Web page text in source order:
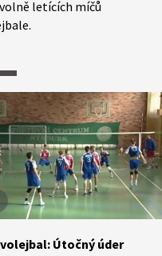
letících míčů
Útočný úder